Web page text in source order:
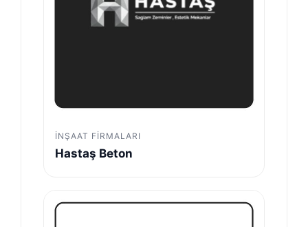
İNŞAAT FIRMALARI
Hastaş Beton